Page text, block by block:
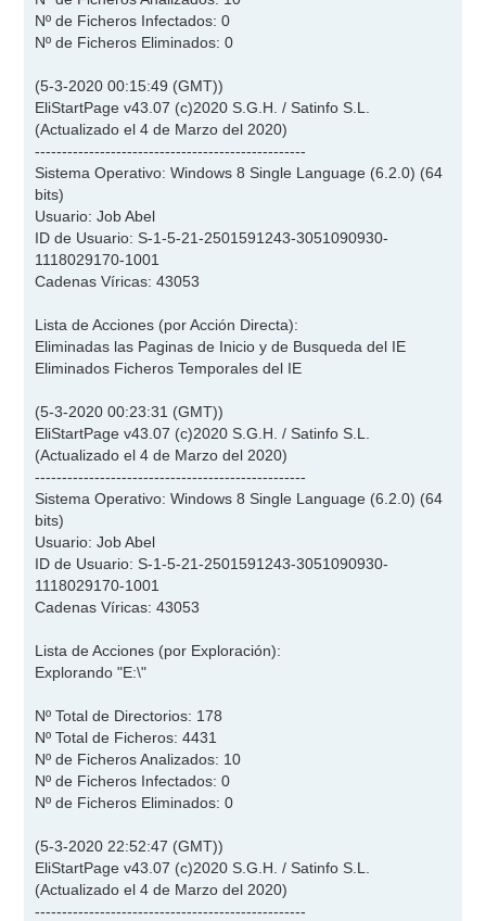
Nº de Ficheros Infectados: 0
Nº de Ficheros Eliminados: 0
(5-3-2020 00:15:49 (GMT))
EliStartPage v43.07 (c)2020 S.G.H. / Satinfo S.L.
(Actualizado el 4 de Marzo del 2020)
--------------------------------------------------
Sistema Operativo: Windows 8 Single Language (6.2.0) (64
bits)
Usuario: Job Abel
ID de Usuario: S-1-5-21-2501591243-3051090930-
1118029170-1001
Cadenas Víricas: 43053
Lista de Acciones (por Acción Directa):
Eliminadas las Paginas de Inicio y de Busqueda del IE
Eliminados Ficheros Temporales del IE
(5-3-2020 00:23:31 (GMT))
EliStartPage v43.07 (c)2020 S.G.H. / Satinfo S.L.
(Actualizado el 4 de Marzo del 2020)
--------------------------------------------------
Sistema Operativo: Windows 8 Single Language (6.2.0) (64
bits)
Usuario: Job Abel
ID de Usuario: S-1-5-21-2501591243-3051090930-
1118029170-1001
Cadenas Víricas: 43053
Lista de Acciones (por Exploración):
Explorando "E:\"
Nº Total de Directorios: 178
Nº Total de Ficheros: 4431
Nº de Ficheros Analizados: 10
Nº de Ficheros Infectados: 0
Nº de Ficheros Eliminados: 0
(5-3-2020 22:52:47 (GMT))
EliStartPage v43.07 (c)2020 S.G.H. / Satinfo S.L.
(Actualizado el 4 de Marzo del 2020)
--------------------------------------------------